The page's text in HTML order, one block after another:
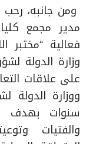
ومن جانبه،
مدير مجمع
فعالية “مختبر
وزارة الدولة
على علاقات
ووزارة الدولة
سنوات بهدف
والفتيات